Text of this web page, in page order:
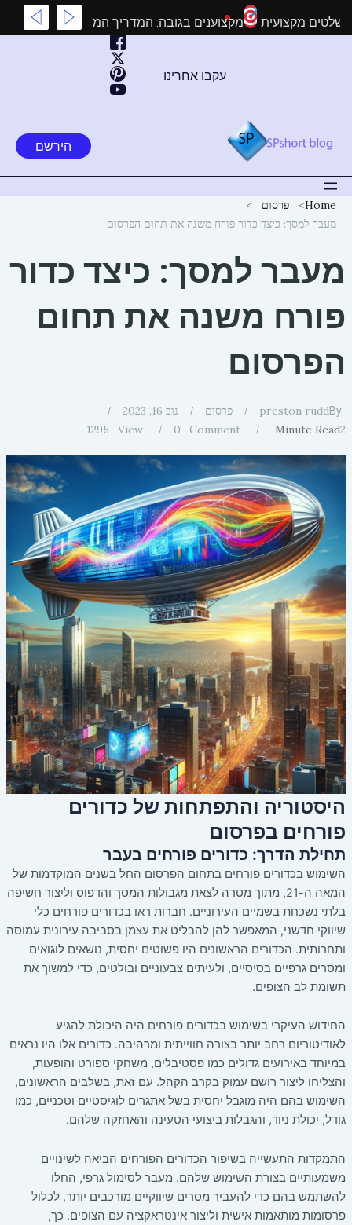
לתוכן
על התקנת שלטים מקצועית מקצוענים בגובה: המדריך המלא
עקבו אחרינו
הירשם
Home
פרסום
מעבר למסך: כיצד כדור פורח משנה את תחום הפרסום
מעבר למסך: כיצד כדור
פורח משנה את תחום
הפרסום
By
preston rudd פרסום
נוב 16, 2023
2
Minute Read
0 Comment -
1295 View -
היסטוריה והתפתחות של כדורים
פורחים בפרסום
תחילת הדרך: כדורים פורחים בעבר
השימוש בכדורים פורחים בתחום הפרסום החל בשנים המוקדמות של
המאה ה-21, מתוך מטרה לצאת מגבולות המסך והדפוס וליצור חשיפה
בלתי נשכחת בשמיים העירוניים. חברות ראו בכדורים פורחים כלי
שיווקי חדשני, המאפשר להן להבליט את עצמן בסביבה עירונית עמוסה
ותחרותית. הכדורים הראשונים היו פשוטים יחסית, נושאים לוגואים
ומסרים גרפיים בסיסיים, ולעיתים צבעוניים ובולטים, כדי למשוך את
תשומת לב הצופים.
החידוש העיקרי בשימוש בכדורים פורחים היה היכולת להגיע
לאודיטוריום רחב יותר בצורה חווייתית ומרהיבה. כדורים אלו היו נראים
במיוחד באירועים גדולים כמו פסטיבלים, משחקי ספורט והופעות,
והצליחו ליצור רושם עמוק בקרב הקהל. עם זאת, בשלבים הראשונים,
השימוש בהם היה מוגבל יחסית בשל אתגרים לוגיסטיים וטכניים, כמו
גודל, יכולת ניוד, והגבלות ביצועי הטעינה והאחזקה שלהם.
התמקדות התעשייה בשיפור הכדורים הפורחים הביאה לשינויים
משמעותיים בצורת השימוש שלהם. מעבר לסימול גרפי, החלו
להשתמש בהם כדי להעביר מסרים שיווקיים מורכבים יותר, לכלול
פרסומות מותאמות אישית וליצור אינטראקציה עם הצופים. כך,